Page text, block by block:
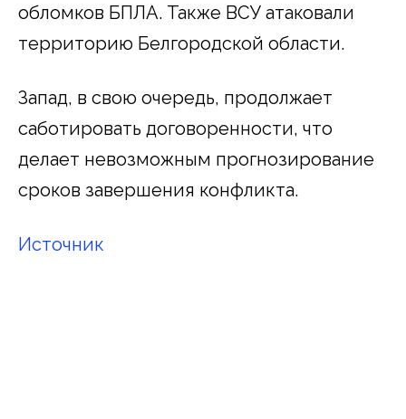
обломков БПЛА. Также ВСУ атаковали
территорию Белгородской области.
Запад, в свою очередь, продолжает
саботировать договоренности, что
делает невозможным прогнозирование
сроков завершения конфликта.
Источник